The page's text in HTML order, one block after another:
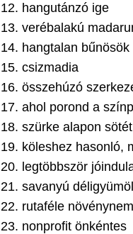
12. hangutánzó ige
13. verébalakú
14. hangtalan bűnösök
15. csizmadia
16. összehúzó
17. ahol porond a
18. szürke alapon
19. köleshez hasonló,
20. legtöbbször
21. savanyú
22. rutaféle
23. nonprofit önkéntes